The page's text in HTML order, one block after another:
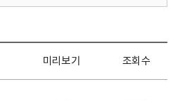
미리보기 조회수